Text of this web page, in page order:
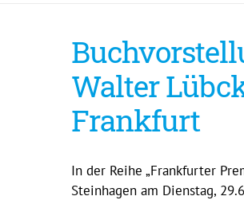
Walter
Frankfurt
In der Reihe „Frankfurter
Steinhagen am Dienstag,